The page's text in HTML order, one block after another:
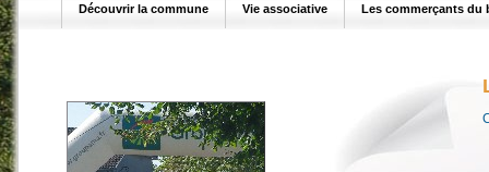
Découvrir la commune Vie associative Les commerçants du